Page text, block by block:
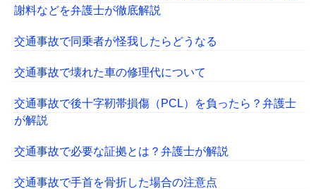
謝料などを弁護士が徹底解説
交通事故で同乗者が怪我したらどうなる
交通事故で壊れた車の修理代について
交通事故で後十字靭帯損傷（PCL）を負ったら？弁護士
が解説
交通事故で必要な証拠とは？弁護士が解説
交通事故で手首を骨折した場合の注意点